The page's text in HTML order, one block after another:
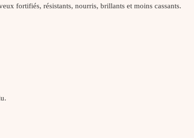
fortifiés, résistants, nourris, brillants et moins cassants.